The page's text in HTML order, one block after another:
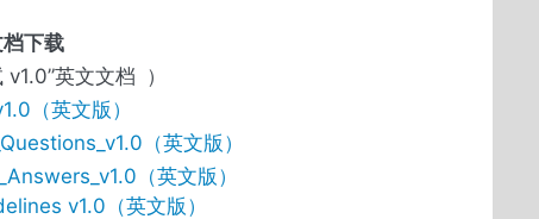
下载
v1.0”英文文档 ）
（英文版）
（英文版）
（英文版）
v1.0（英文版）